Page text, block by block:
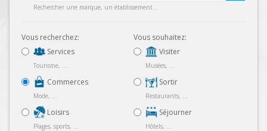
Rechercher une marque, un établissement...
Vous recherchez:
Services
Tourisme, ...
Commerces
Mode, ...
Loisirs
Plages, sports, ...
Vous souhaitez:
Visiter
Musées, ...
Sortir
Restaurants, ...
Séjourner
Hôtels, ...